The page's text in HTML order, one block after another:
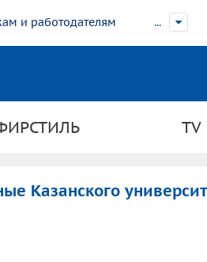
и работодателям ...
TV
Казанского